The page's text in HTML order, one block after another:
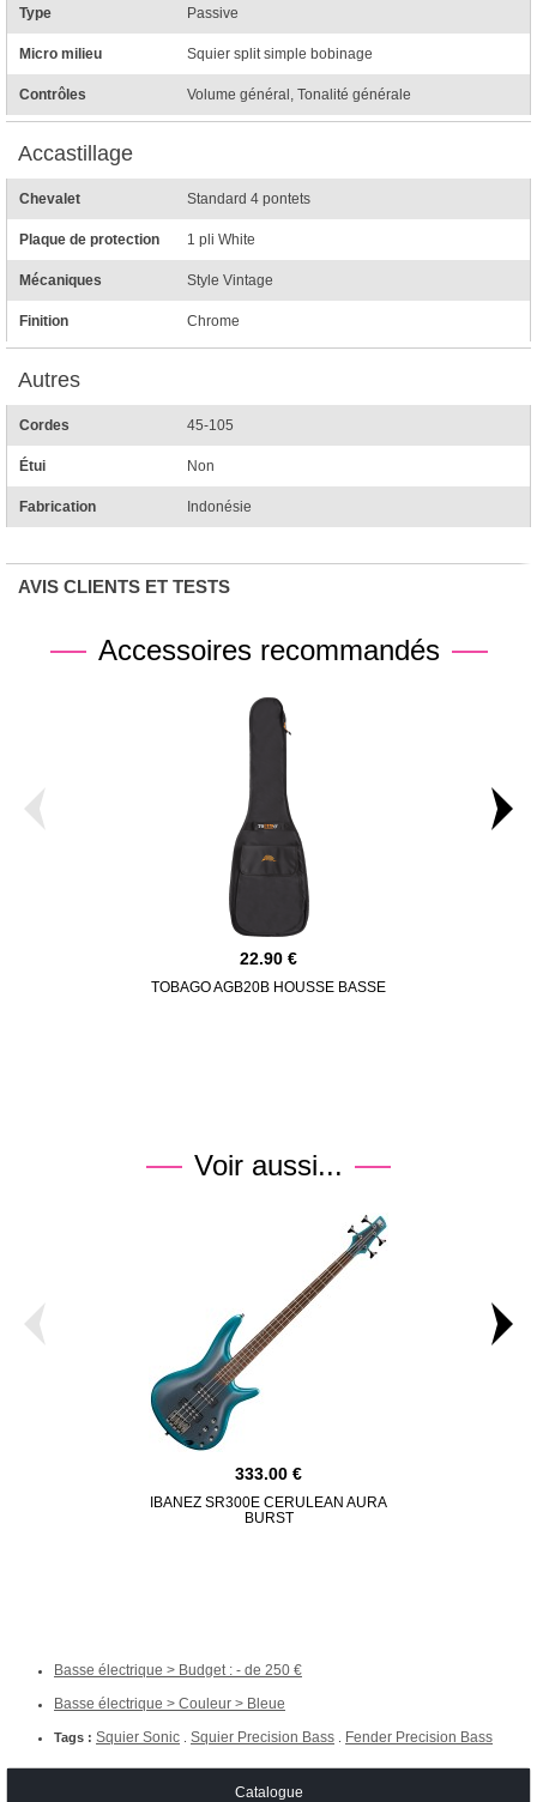
Type Passive
Micro milieu Squier split simple bobinage
Contrôles Volume général, Tonalité générale
Accastillage
Chevalet Standard 4 pontets
Plaque de protection 1 pli White
Mécaniques Style Vintage
Finition Chrome
Autres
Cordes 45-105
Étui Non
Fabrication Indonésie
AVIS CLIENTS ET TESTS
Accessoires recommandés
22.90
TOBAGO AGB20B HOUSSE BASSE
Voir aussi...
333.00
IBANEZ SR300E CERULEAN AURA
BURST
Basse électrique > Budget : - de 250
Basse électrique > Couleur > Bleue
Tags : Squier Sonic Squier Precision Bass Fender Precision Bass
Catalogue